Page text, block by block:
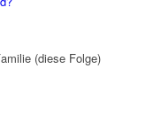
(diese Folge)